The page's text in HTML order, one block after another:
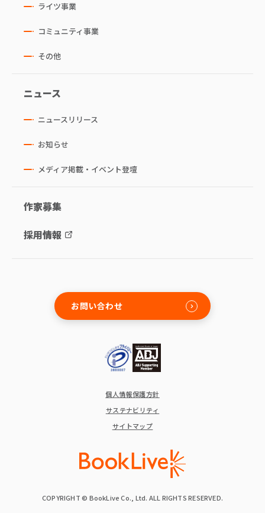
ライツ事業
コミュニティ事業
その他
ニュース
ニュースリリース
お知らせ
メディア掲載・イベント登壇
作家募集
採用情報
お問い合わせ
COPYRIGHT © BookLive Co., Ltd. ALL RIGHTS RESERVED.
個人情報保護方針
サステナビリティ
サイトマップ